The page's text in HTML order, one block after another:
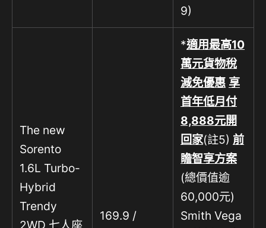
9)
The new
Sorento
1.6L Turbo-
Hybrid
Trendy
169.9 /
*適用最高10
萬元貨物稅
減免優惠 享
首年低月付
8,888元開
回家(註5) 前
瞻智享方案
(總價值逾
60,000元)
Smith Vega